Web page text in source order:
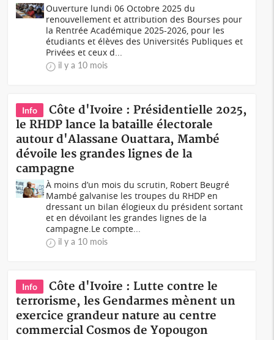
Ouverture lundi 06 Octobre 2025 du
renouvellement et attribution des Bourses pour
la Rentrée Académique 2025-2026, pour les
étudiants et élèves des Universités Publiques et
Privées et ceux d...
il y a 10 mois
Info
Côte d'Ivoire : Présidentielle 2025,
le RHDP lance la bataille électorale
autour d'Alassane Ouattara, Mambé
dévoile les grandes lignes de la
campagne
À moins d’un mois du scrutin, Robert Beugré
Mambé galvanise les troupes du RHDP en
dressant un bilan élogieux du président sortant
et en dévoilant les grandes lignes de la
campagne.Le compte...
il y a 10 mois
Info
Côte d'Ivoire : Lutte contre le
terrorisme, les Gendarmes mènent un
exercice grandeur nature au centre
commercial Cosmos de Yopougon